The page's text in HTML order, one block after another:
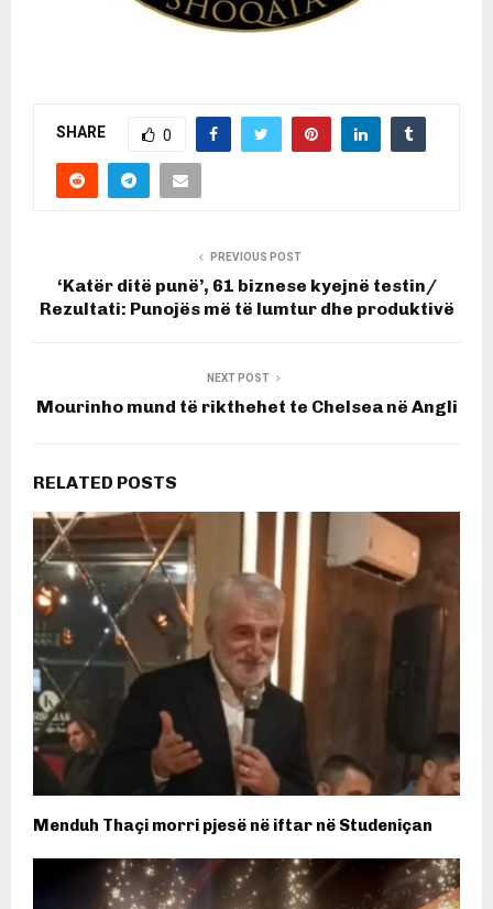
SHARE 0
PREVIOUS POST
‘Katër ditë punë’, 61 biznese kyejnë testin/
Rezultati: Punojës më të lumtur dhe produktivë
NEXT POST
Mourinho mund të rikthehet te Chelsea në Angli
RELATED POSTS
Menduh Thaçi morri pjesë në iftar në Studeniçan